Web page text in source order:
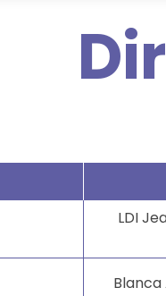
LDI
Blanca